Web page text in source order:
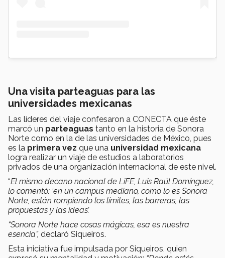
Una visita parteaguas para las
universidades mexicanas
Las líderes del viaje confesaron a CONECTA que éste
marcó un parteaguas tanto en la historia de Sonora
Norte como en la de las universidades de México, pues
es la primera vez que una universidad mexicana
logra realizar un viaje de estudios a laboratorios
privados de una organización internacional de este nivel.
“El mismo decano nacional de LiFE, Luis Raúl Domínguez,
lo comentó: ‘en un campus mediano, como lo es Sonora
Norte, están rompiendo los límites, las barreras, las
propuestas y las ideas’.
“Sonora Norte hace cosas mágicas, esa es nuestra
esencia”, declaró Siqueiros.
Esta iniciativa fue impulsada por Siqueiros, quien